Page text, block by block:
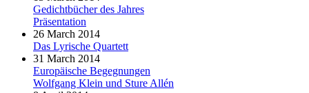
Gedichtbücher des Jahres
Präsentation
26 March 2014
Das Lyrische Quartett
31 March 2014
Europäische Begegnungen
Wolfgang Klein und Sture Allén